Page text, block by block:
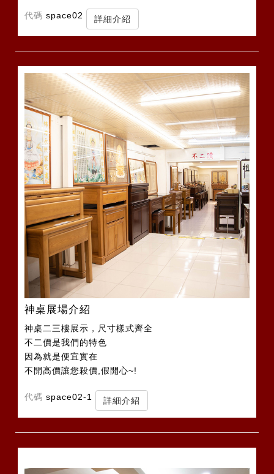
代碼 space02 詳細介紹
神桌展場介紹
神桌二三樓展示，尺寸樣式齊全
不二價是我們的特色
因為就是便宜實在
不開高價讓您殺價,假開心~!
代碼 space02-1 詳細介紹